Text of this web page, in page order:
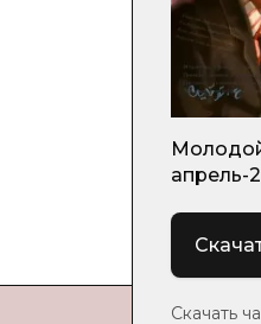
апрель-2
Скачать